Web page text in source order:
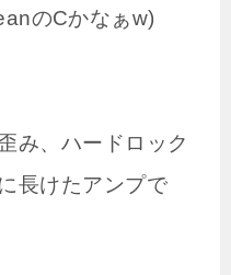
のCかなぁw)
み、ハードロック
長けたアンプで